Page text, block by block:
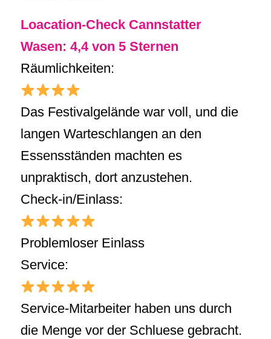
Loacation-Check Cannstatter
Wasen: 4,4 von 5 Sternen
Räumlichkeiten:
Das Festivalgelände war voll, und die
langen Warteschlangen an den
Essensständen machten es
unpraktisch, dort anzustehen.
Check-in/Einlass:
Problemloser Einlass
Service:
Service-Mitarbeiter haben uns durch
die Menge vor der Schluese gebracht.